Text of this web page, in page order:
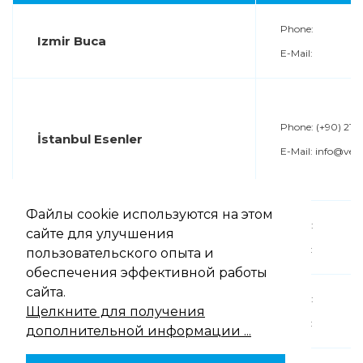
Файлы cookie используются на этом
сайте для улучшения
пользовательского опыта и
обеспечения эффективной работы
сайта.
Щелкните для получения
дополнительной информации ...
Izmir Buca
Phone:
E-Mail:
İstanbul Esenler
Phone: (+90) 212
E-Mail:
Ankara Çankaya
Phone:
E-Mail:
Rusya Moskova
Phone:
E-Mail: